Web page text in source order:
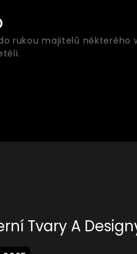
rukou majitelů
Tvary A